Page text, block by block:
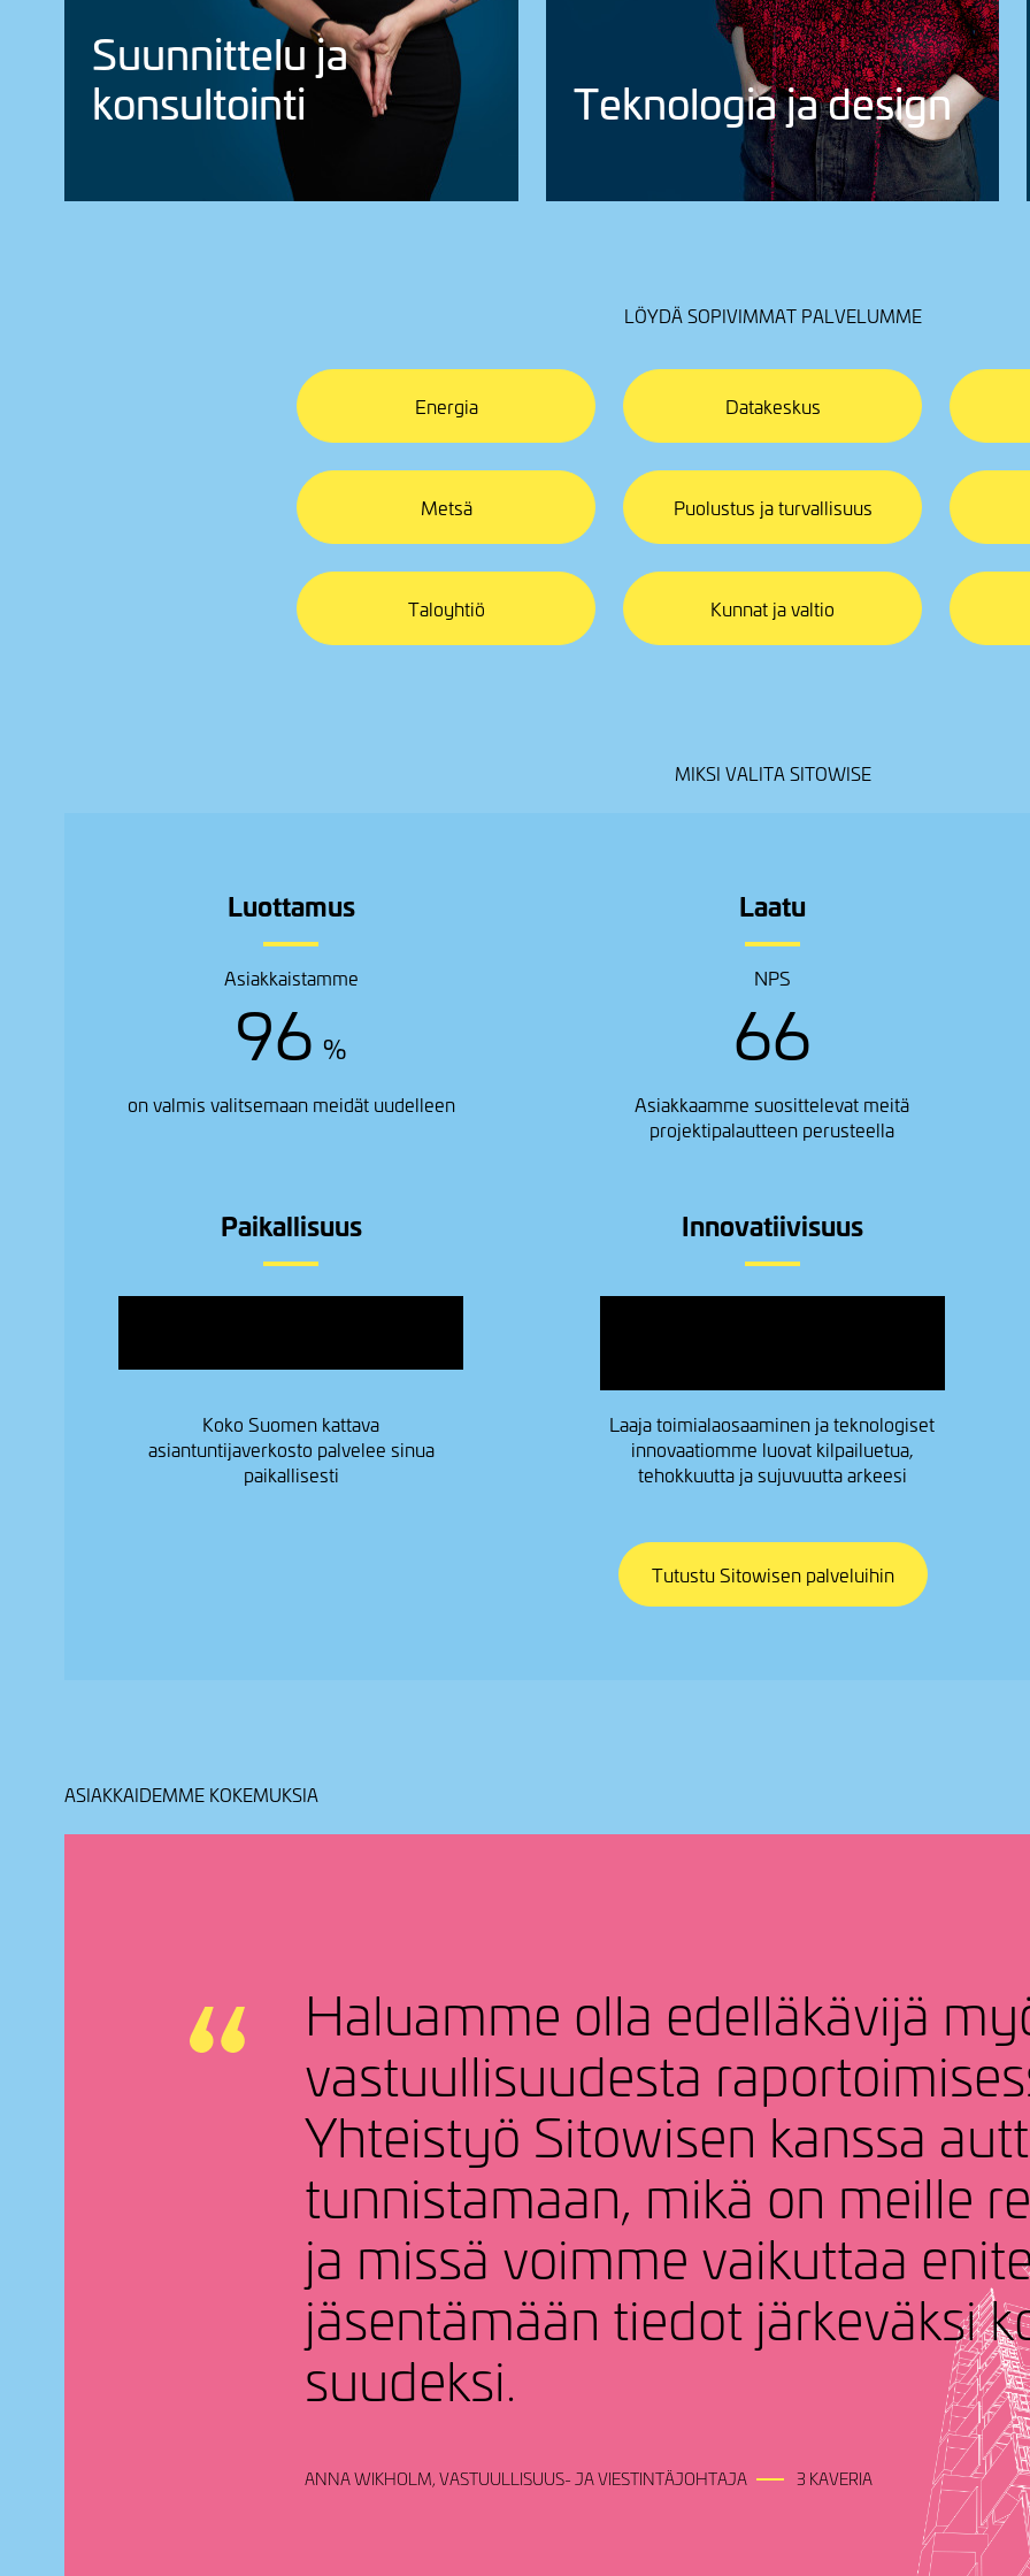
Suun­nit­telu ja
konsul­tointi
Tekno­logia ja design
LÖYDÄ SOPIVIMMAT PALVELUMME
Energia Datakeskus
Metsä Puolustus ja turvallisuus
Taloyhtiö Kunnat ja valtio
MIKSI VALITA SITOWISE
Luottamus
Asiakkaistamme
96 %
on valmis valitsemaan meidät uudelleen
Laatu
NPS
66
Asiakkaamme suosittelevat meitä
projektipalautteen perusteella
Paikallisuus
Koko Suomen kattava
asiantuntijaverkosto palvelee sinua
paikallisesti
Innovatiivisuus
Laaja toimialaosaaminen ja teknologiset
innovaatiomme luovat kilpailuetua,
tehokkuutta ja sujuvuutta arkeesi
Tutustu Sitowisen palveluihin
ASIAKKAIDEMME KOKEMUKSIA
Haluamme olla edel­lä­kä­vijä
vastuul­li­suu­desta
Yhteistyö Sitowisen kanssa
tunnis­ta­maan, mikä on meille
ja missä voimme vaikuttaa
jäsen­tä­mään tiedot järke­väksi
suu­deksi.
ANNA WIKHOLM, VASTUULLISUUS- JA VIESTINTÄJOHTAJA 3 KAVERIA